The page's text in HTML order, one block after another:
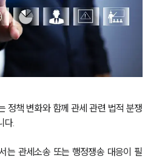
업무사례
요 업무사례
석/최신동향
법률지식인
업무분야
제통상그룹 업무
정책 변화와 함께 관세 관련 법적 분쟁
다.
는 관세소송 또는 행정쟁송 대응이 필